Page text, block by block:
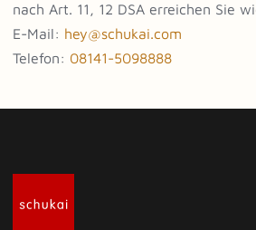
nach Art. 11, 12 DSA erreichen Sie
E-Mail: hey@schukai.com
Telefon: 08141-5098888